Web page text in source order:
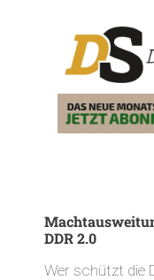
DDR 2.0
Wer schützt die